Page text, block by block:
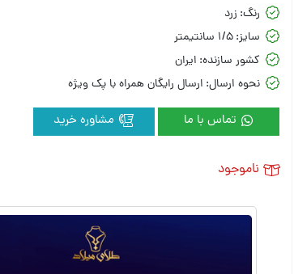
رنگ: زرد
سایز: 1/5 سانتیمتر
کشور سازنده: ایران
نحوه ارسال: ارسال رایگان همراه با پک ویژه
تماس با ما
ناموجود